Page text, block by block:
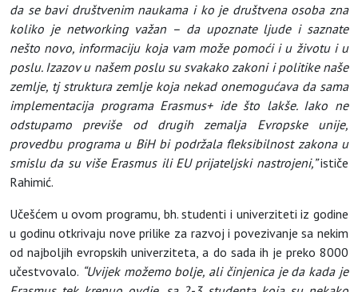
da se bavi društvenim naukama i ko je društvena osoba zna
koliko je networking važan – da upoznate ljude i saznate
nešto novo, informaciju koja vam može pomoći i u životu i u
poslu. Izazov u našem poslu su svakako zakoni i politike naše
zemlje, tj struktura zemlje koja nekad onemogućava da sama
implementacija programa Erasmus+ ide što lakše. Iako ne
odstupamo previše od drugih zemalja Evropske unije,
provedbu programa u BiH bi podržala fleksibilnost zakona u
smislu da su više Erasmus ili EU prijateljski nastrojeni,”ističe
Rahimić.
Učešćem u ovom programu, bh. studenti i univerziteti iz godine
u godinu otkrivaju nove prilike za razvoj i povezivanje sa nekim
od najboljih evropskih univerziteta, a do sada ih je preko 8000
učestvovalo. “Uvijek možemo bolje, ali činjenica je da kada je